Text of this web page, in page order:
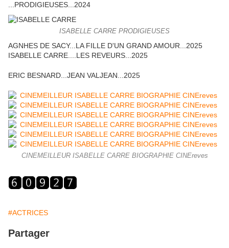
...PRODIGIEUSES...2024
ISABELLE CARRE PRODIGIEUSES
AGNHES DE SACY...LA FILLE D'UN GRAND AMOUR...2025
ISABELLE CARRE....LES REVEURS...2025
ERIC BESNARD...JEAN VALJEAN...2025
CINEMEILLEUR ISABELLE CARRE BIOGRAPHIE CINEreves
#ACTRICES
Partager